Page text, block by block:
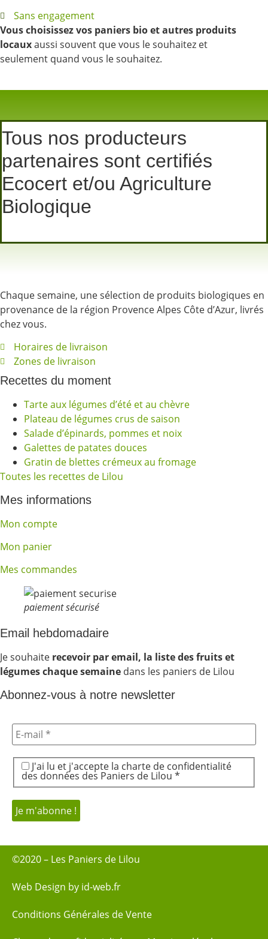
Sans engagement
Vous choisissez vos paniers bio et autres produits
locauxaussi souvent que vous le souhaitez et
seulement quand vous le souhaitez.
Tous nos producteurs
partenaires sont certifiés
Ecocert et/ou Agriculture
Biologique
Chaque semaine, une sélection de produits biologiques en
provenance de la région Provence Alpes Côte d’Azur, livrés
chez vous.
Horaires de livraison
Zones de livraison
Recettes du moment
Tarte aux légumes d’été et au chèvre
Plateau de légumes crus de saison
Salade d’épinards, pommes et noix
Galettes de patates douces
Gratin de blettes crémeux au fromage
Toutes les recettes de Lilou
Mes informations
Mon compte
Mon panier
Mes commandes
paiement sécurisé
Email hebdomadaire
Je souhaite recevoir par email, la liste des fruits et
légumes chaque semaine dans les paniers de Lilou
Abonnez-vous à notre newsletter
J'ai lu et j'accepte la charte de confidentialité
des données des Paniers de Lilou *
©2020 – Les Paniers de Lilou
Web Design by id-web.fr
Conditions Générales de Vente